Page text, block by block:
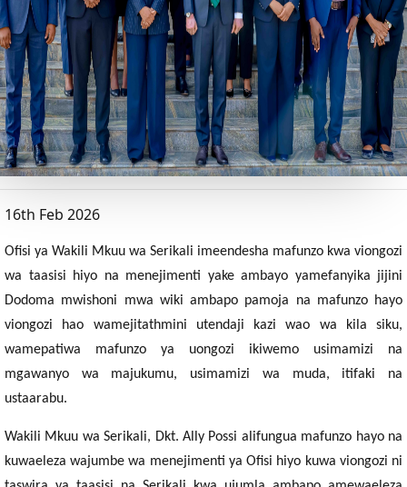
16th Feb 2026
Ofisi ya Wakili Mkuu wa Serikali imeendesha mafunzo kwa viongozi
wa taasisi hiyo na menejimenti yake ambayo yamefanyika jijini
Dodoma mwishoni mwa wiki ambapo pamoja na mafunzo hayo
viongozi hao wamejitathmini utendaji kazi wao wa kila siku,
wamepatiwa mafunzo ya uongozi ikiwemo usimamizi na
mgawanyo wa majukumu, usimamizi wa muda, itifaki na
ustaarabu.
Wakili Mkuu wa Serikali, Dkt. Ally Possi alifungua mafunzo hayo na
kuwaeleza wajumbe wa menejimenti ya Ofisi hiyo kuwa viongozi ni